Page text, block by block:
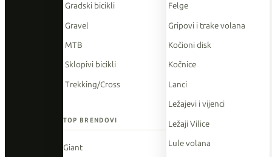
Gradski bicikli
Gravel
MTB
Sklopivi bicikli
Trekking/Cross
TOP BRENDOVI
Giant
Felge
Gripovi i trake volana
Kočioni disk
Kočnice
Lanci
Ležajevi i vijenci
Ležaji Vilice
Lule volana